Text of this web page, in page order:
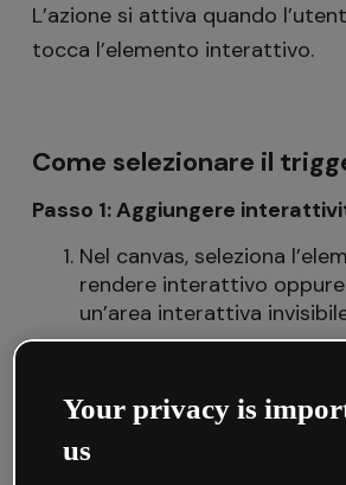
L’azione si attiva quando
tocca l’elemento interattivo.
Come selezionare il
Passo 1: Aggiungere
Nel canvas, seleziona
rendere interattivo
un’area interattiva
Scegli un’interazione.
Your privacy is
us